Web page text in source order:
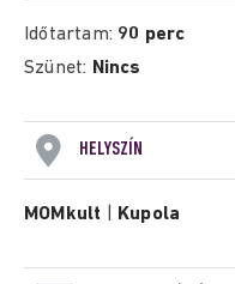
Időtartam: 90 perc
Szünet: Nincs
HELYSZÍN
MOMkult Kupola